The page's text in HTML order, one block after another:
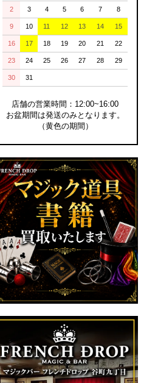
2 3 4 5 6 7 8
9 10 11 12 13 14 15
16 17 18 19 20 21 22
23 24 25 26 27 28 29
30 31
店舗の営業時間：12:00~16:00
お盆期間は発送のみとなります。
（黄色の期間）